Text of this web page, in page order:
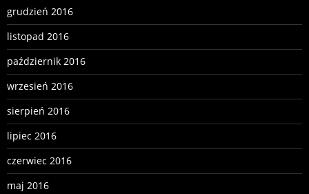
grudzień 2016
listopad 2016
październik 2016
wrzesień 2016
sierpień 2016
lipiec 2016
czerwiec 2016
maj 2016